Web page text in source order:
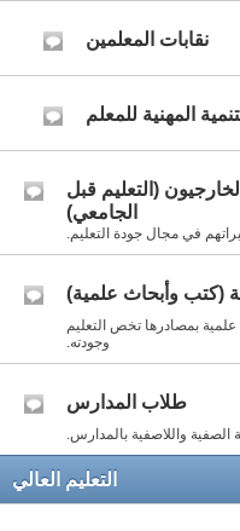
نقابات المعلمين
المهنية للمعلم
(التعليم قبل
الجامعي)
في مجال جودة التعليم.
(كتب وأبحاث علمية)
بمصادرها تخص التعليم
وجودته.
طلاب المدارس
واللاصفية بالمدارس.
التعليم العالي